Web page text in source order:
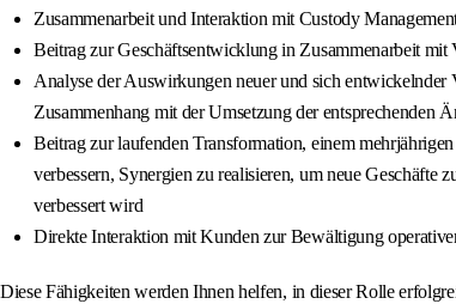
Zusammenarbeit und Interaktion mit Custody
Beitrag zur Geschäftsentwicklung in Zusammenarbeit
Analyse der Auswirkungen neuer und sich
Zusammenhang mit der Umsetzung der entsprechenden
Beitrag zur laufenden Transformation, einem
verbessern, Synergien zu realisieren, um neue Geschäfte
verbessert wird
Direkte Interaktion mit Kunden zur Bewältigung
Diese Fähigkeiten werden Ihnen helfen, in dieser Rolle